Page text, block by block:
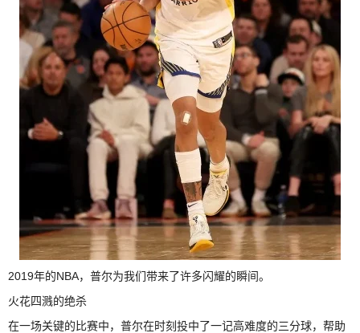
2019年的NBA，普尔为我们带来了许多闪耀的瞬间。
火花四溅的绝杀
在一场关键的比赛中，普尔在时刻投中了一记高难度的三分球，帮助